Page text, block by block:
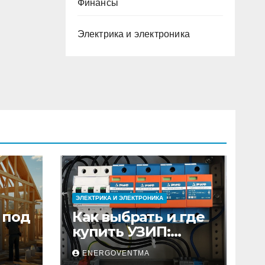
Финансы
Электрика и электроника
под
ЭЛЕКТРИКА И ЭЛЕКТРОНИКА
Как выбрать и где
купить УЗИП:
особенности
устройств защиты
ENERGOVENTMA